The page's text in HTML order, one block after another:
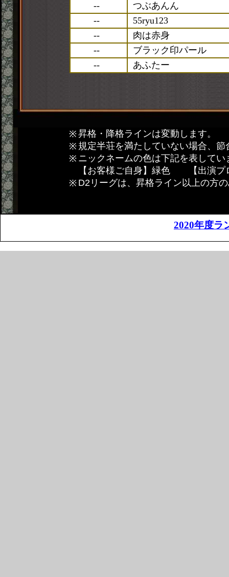
--
つぶあんん
--
55ryu123
--
肉は赤身
--
ブラック印パール
--
あふたー
昇格・降格ラインは変動します。
規定半荘を満たしていない場合、
ニックネームの色は下記を表してい
【お客様ご自身】緑色 【出演
D2リーグは、昇格ライン以上の方
2020年度ラ